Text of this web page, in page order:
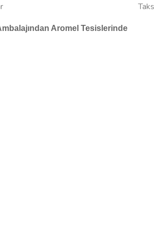
Aromel Tesislerinde